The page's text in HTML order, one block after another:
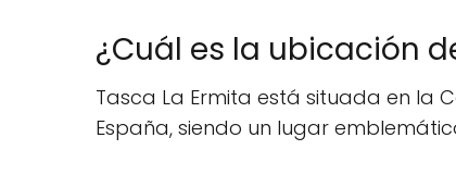
¿Cuál es la ubicación
Tasca La Ermita está situada en la
España, siendo un lugar